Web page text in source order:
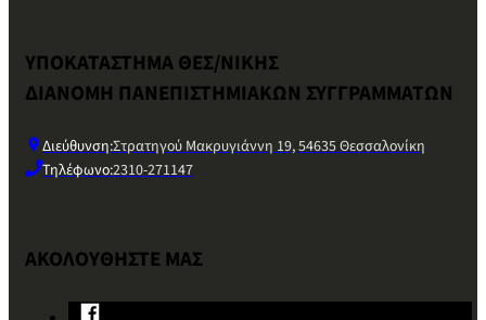
ΥΠΟΚΑΤΑΣΤΗΜΑ ΘΕΣ/ΝΙΚΗΣ
ΔΙΑΝΟΜΗ ΠΑΝΕΠΙΣΤΗΜΙΑΚΩΝ ΣΥΓΓΡΑΜΜΑΤΩΝ
Διεύθυνση:Στρατηγού Μακρυγιάννη 19, 54635 Θεσσαλονίκη
Τηλέφωνο:2310-271147
ΑΚΟΛΟΥΘΗΣΤΕ ΜΑΣ